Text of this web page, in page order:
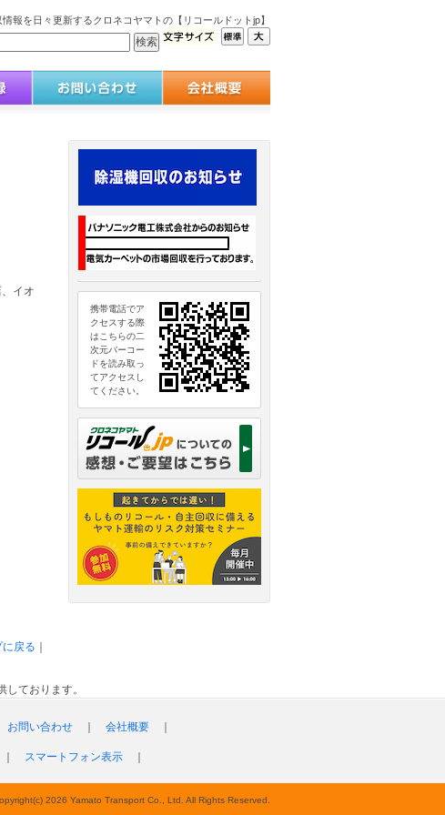
報を日々更新するクロネコヤマトの【リコールドットjp】
イオ
戻る
携帯電話でア
クセスする際
はこちらの二
次元バーコー
ドを読み取っ
てアクセスし
てください。
ております。
お問い合わせ 会社概要
スマートフォン表示
2026 Yamato Transport Co., Ltd. All Rights Reserved.